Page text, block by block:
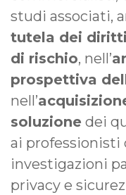
studi associati,
tutela dei diritti
di rischio, nell’
prospettiva
nell’
soluzione dei
ai professionisti
investigazioni
privacy e